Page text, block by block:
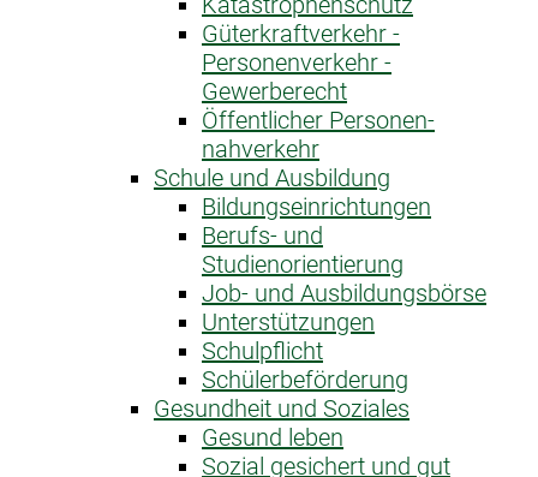
Güterkraftverkehr -
Personenverkehr -
Gewerberecht
Öffentlicher Personen­
nahverkehr
Schule und Ausbildung
Bildungseinrichtungen
Berufs- und
Studienorientierung
Job- und Ausbildungsbörse
Unterstützungen
Schulpflicht
Schülerbeförderung
Gesundheit und Soziales
Gesund leben
Sozial gesichert und gut